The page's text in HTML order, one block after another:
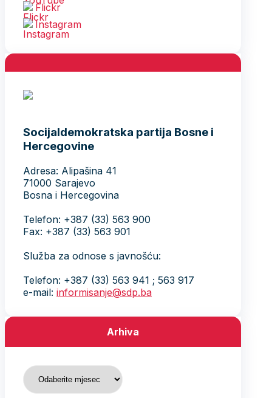
Flickr
Instagram
Socijaldemokratska partija Bosne i
Hercegovine
Adresa: Alipašina 41
71000 Sarajevo
Bosna i Hercegovina
Telefon: +387 (33) 563 900
Fax: +387 (33) 563 901
Služba za odnose s javnošću:
Telefon: +387 (33) 563 941 ; 563 917
e-mail: informisanje@sdp.ba
Arhiva
Arhiva